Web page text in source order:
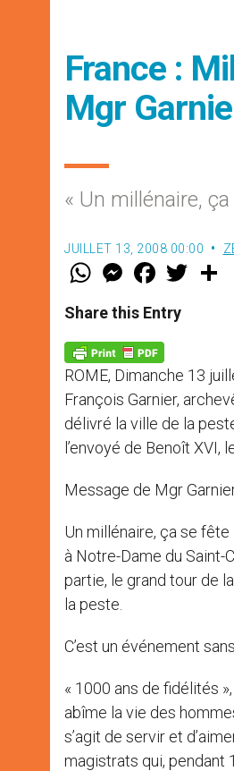
France :
Mgr
« Un millénaire,
JUILLET 13, 2008 00:00
W
t
s
p
p
M
e
s
e
g
e
r
F
a
e
b
k
w
Share this Entry
ROME, Dimanche 13
François Garnier,
délivré la ville de la
l’envoyé de Benoît
Message de Mgr
Un millénaire, ça se
à Notre-Dame du Saint-
partie, le grand tour de
la peste.
C’est un événement
« 1000 ans de fidélités
abîme la vie des
s’agit de servir et
magistrats qui, pendant